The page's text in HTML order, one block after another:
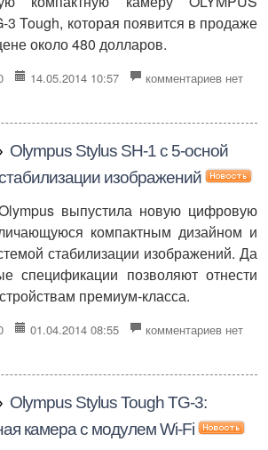
3 Tough, которая появится в продаже
около 480 долларов.
14.05.2014 10:57 комментариев нет
Olympus Stylus SH-1 с 5-осной
изображений
выпустила новую цифровую
компактным дизайном и
стабилизации изображений. Да
спецификации позволяют отнести
премиум-класса.
01.04.2014 08:55 комментариев нет
Olympus Stylus Tough TG-3:
камера с модулем Wi-Fi